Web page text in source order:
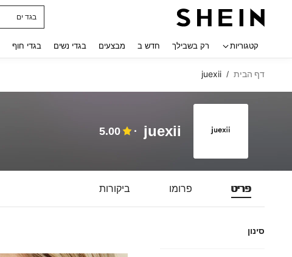
בגד ים
קטגוריות רק בשבילך חדש ב מבצעים בגדי נשים בגדי חוף
דף הבית /
juexii
juexii
5.00
פריט פרומו ביקורות
סינון